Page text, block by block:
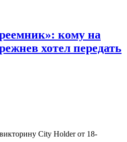
кому на
хотел передать
City Holder от 18-